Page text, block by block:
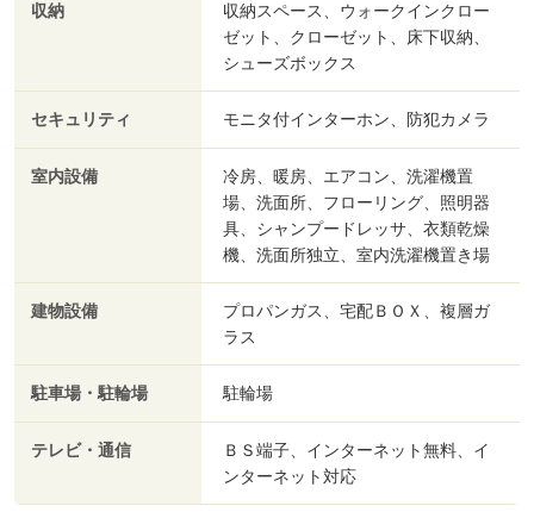
収納
収納スペース、ウォークインクロー
ゼット、クローゼット、床下収納、
シューズボックス
セキュリティ モニタ付インターホン、防犯カメラ
室内設備
冷房、暖房、エアコン、洗濯機置
場、洗面所、フローリング、照明器
具、シャンプードレッサ、衣類乾燥
機、洗面所独立、室内洗濯機置き場
建物設備
プロパンガス、宅配ＢＯＸ、複層ガ
ラス
駐車場・駐輪場 駐輪場
テレビ・通信
ＢＳ端子、インターネット無料、イ
ンターネット対応